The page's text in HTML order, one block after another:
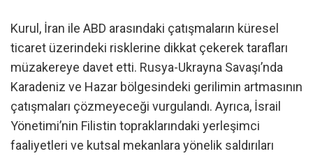
Kurul, İran ile ABD arasındaki çatışmaların küresel
ticaret üzerindeki risklerine dikkat çekerek tarafları
müzakereye davet etti. Rusya-Ukrayna Savaşı’nda
Karadeniz ve Hazar bölgesindeki gerilimin artmasının
çatışmaları çözmeyeceği vurgulandı. Ayrıca, İsrail
Yönetimi’nin Filistin topraklarındaki yerleşimci
faaliyetleri ve kutsal mekanlara yönelik saldırıları